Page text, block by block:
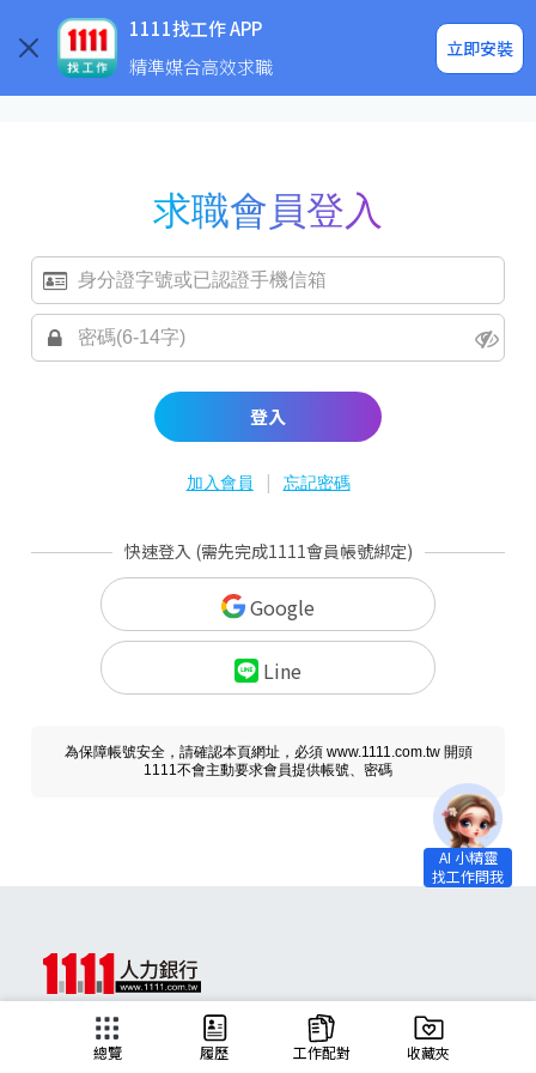
1111找工作 APP
精準媒合高效求職
立即安裝
企業求才
求職會員登入
登入
加入會員 | 忘記密碼
快速登入 (需先完成1111會員帳號綁定)
Google
Line
為保障帳號安全，請確認本頁網址，必須 www.1111.com.tw 開頭
1111不會主動要求會員提供帳號、密碼
總覽 履歷 工作配對 收藏夾